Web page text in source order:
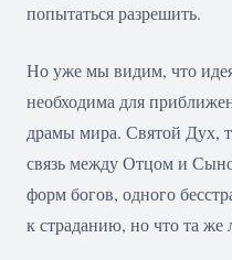
попытаться разрешить.
Но уже мы видим, что
необходима для
драмы мира. Святой Дух,
связь между Отцом и
форм богов, одного
к страданию, но что та же